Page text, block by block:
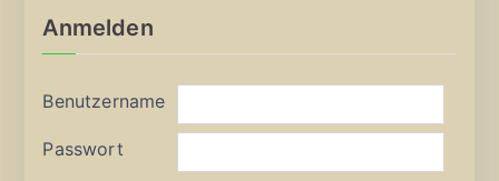
Anmelden
Benutzername
Passwort